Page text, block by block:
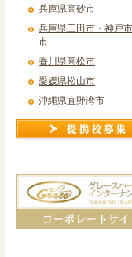
兵庫県高砂市
兵庫県三田市・神戸
市
香川県高松市
愛媛県松山市
沖縄県宜野湾市